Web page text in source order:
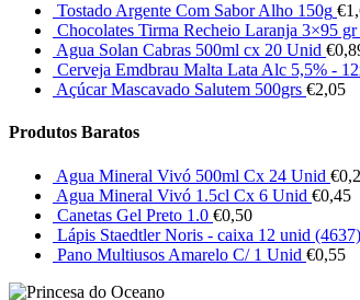
Tostado Argente Com Sabor Alho 150g €
Chocolates Tirma Recheio Laranja 3×95 gr
Agua Solan Cabras 500ml cx 20 Unid €
Cerveja Emdbrau Malta Lata Alc 5,5% -
Açúcar Mascavado Salutem 500grs €2,05
Produtos Baratos
Agua Mineral Vivó 500ml Cx 24 Unid €
Agua Mineral Vivó 1.5cl Cx 6 Unid €0,45
Canetas Gel Preto 1.0 €0,50
Lápis Staedtler Noris - caixa 12 unid (4637)
Pano Multiusos Amarelo C/ 1 Unid €0,55